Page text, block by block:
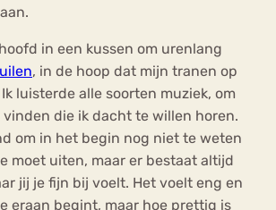
in een kussen om urenlang
, in de hoop dat mijn tranen op
luisterde alle soorten muziek, om
die ik dacht te willen horen.
om in het begin nog niet te weten
moet uiten, maar er bestaat altijd
jij je fijn bij voelt. Het voelt eng en
eraan begint, maar hoe prettig is